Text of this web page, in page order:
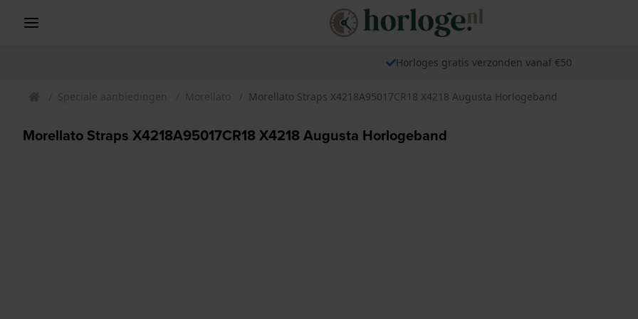
Horloges gratis verzonden vanaf €50
Speciale aanbiedingen Morellato Morellato Straps X4218A95017CR18 X4218 Augusta Horlogeband
Morellato Straps X4218A95017CR18 X4218 Augusta Horlogeband